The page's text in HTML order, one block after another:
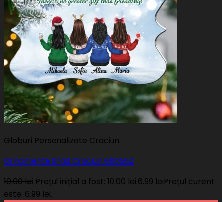
Globuri Personalizate Craciun
Ornamente Brad Craciun 680562
10.00lei Prețul inițial a fost: 10.00 lei.6.99 leiPrețul curent
este: 6.99 lei.